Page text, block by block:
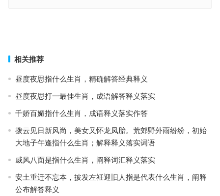
相关推荐
昼度夜思指什么生肖，精确解答经典释义
昼度夜思打一最佳生肖，成语解答释义落实
千娇百媚指什么生肖，成语释义落实作答
拨云见日新风尚，美女又怀龙凤胎。荒郊野外雨纷纷，初始
大地子午逢指什么生肖；解释释义落实词语
威风八面是指什么生肖，阐释词汇释义落实
安土重迁不忘本，披发左衽迎旧人指是代表什么生肖，阐释
公布解答释义